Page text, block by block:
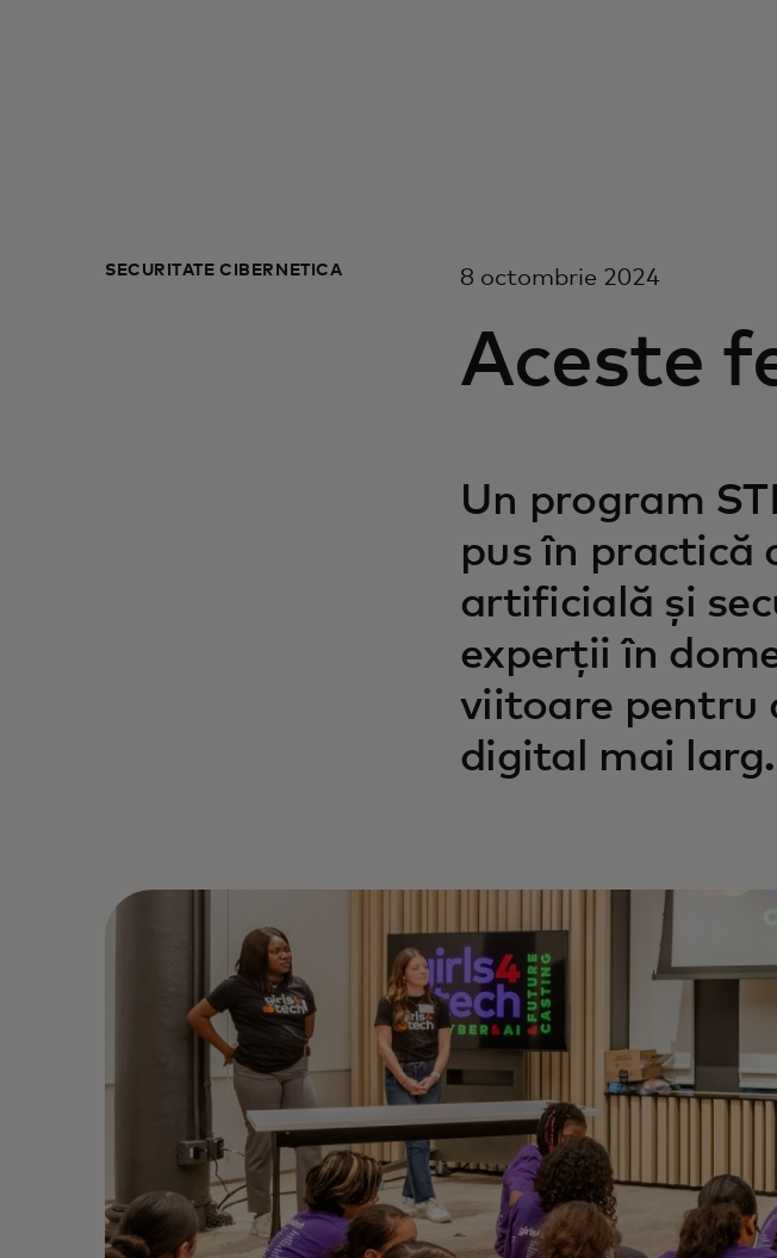
SECURITATE CIBERNETICĂ 8 octombrie 2024
Aceste
Un program
pus în practică
artificială și
experții în
viitoare pentru
digital mai larg.